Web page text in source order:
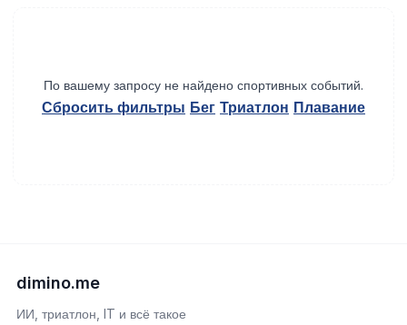
По вашему запросу не найдено спортивных событий.
Сбросить фильтры Бег Триатлон Плавание
dimino.me
ИИ, триатлон, IT и всё такое